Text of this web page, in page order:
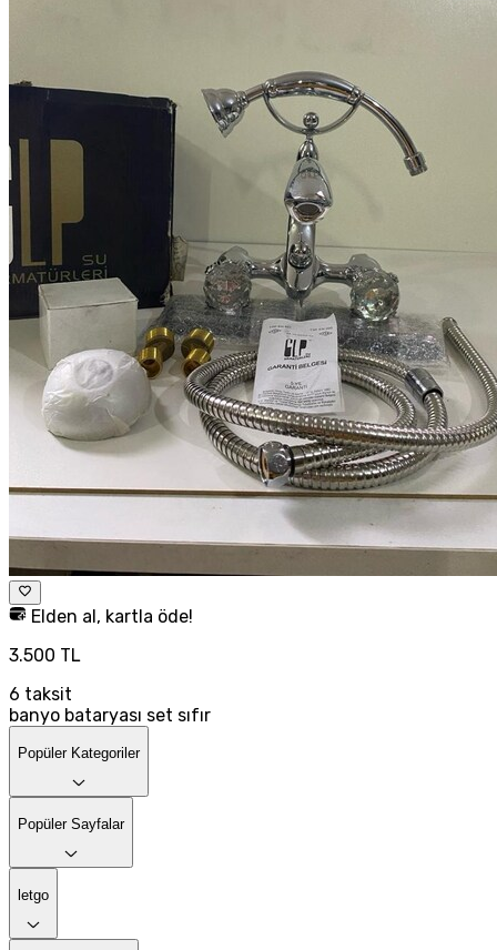
Elden al, kartla öde!
3.500 TL
6 taksit
banyo bataryası set sıfır
Popüler Kategoriler
Popüler Sayfalar
letgo